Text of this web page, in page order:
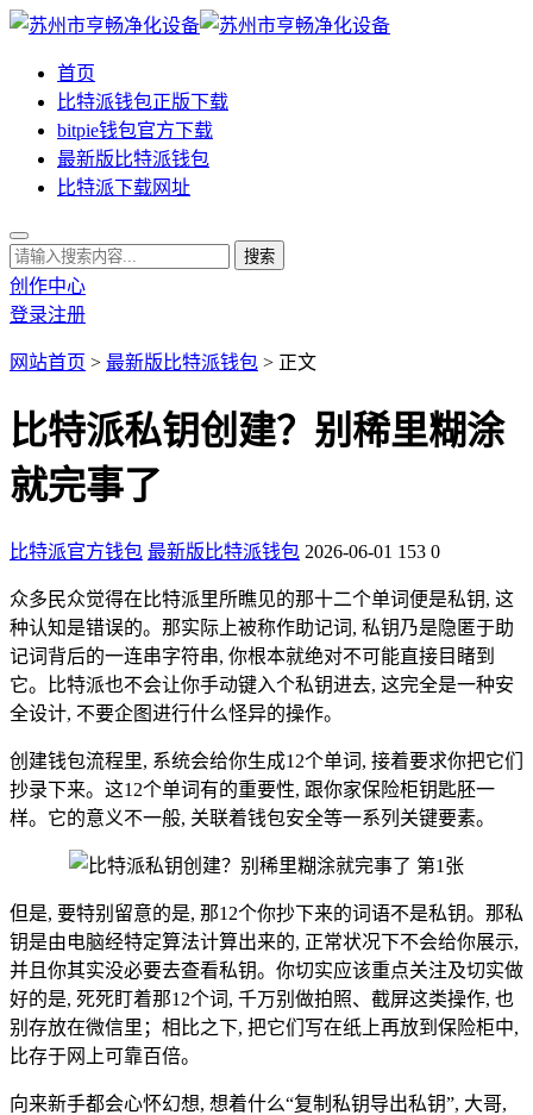
首页
比特派钱包正版下载
bitpie钱包官方下载
最新版比特派钱包
比特派下载网址
创作中心
登录注册
网站首页 > 最新版比特派钱包 > 正文
比特派私钥创建？别稀里糊涂
就完事了
比特派官方钱包 最新版比特派钱包 2026-06-01 153 0
众多民众觉得在比特派里所瞧见的那十二个单词便是私钥, 这
种认知是错误的。那实际上被称作助记词, 私钥乃是隐匿于助
记词背后的一连串字符串, 你根本就绝对不可能直接目睹到
它。比特派也不会让你手动键入个私钥进去, 这完全是一种安
全设计, 不要企图进行什么怪异的操作。
创建钱包流程里, 系统会给你生成12个单词, 接着要求你把它们
抄录下来。这12个单词有的重要性, 跟你家保险柜钥匙胚一
样。它的意义不一般, 关联着钱包安全等一系列关键要素。
但是, 要特别留意的是, 那12个你抄下来的词语不是私钥。那私
钥是由电脑经特定算法计算出来的, 正常状况下不会给你展示,
并且你其实没必要去查看私钥。你切实应该重点关注及切实做
好的是, 死死盯着那12个词, 千万别做拍照、截屏这类操作, 也
别存放在微信里；相比之下, 把它们写在纸上再放到保险柜中,
比存于网上可靠百倍。
向来新手都会心怀幻想, 想着什么“复制私钥导出私钥”, 大哥,